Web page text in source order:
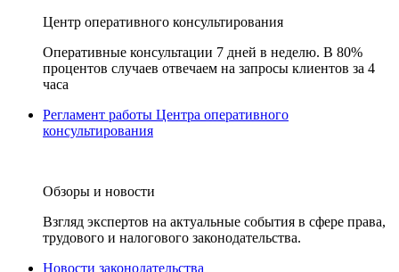
Центр оперативного консультирования
Оперативные консультации 7 дней в неделю. В 80%
процентов случаев отвечаем на запросы клиентов за 4
часа
Регламент работы Центра оперативного
консультирования
Обзоры и новости
Взгляд экспертов на актуальные события в сфере права,
трудового и налогового законодательства.
Новости законодательства